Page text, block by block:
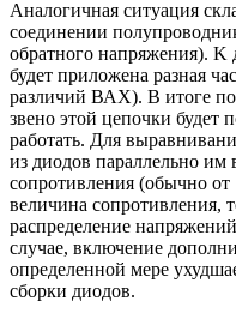
Аналогичная ситуация
соединении
обратного напряжения). K
будет приложена разная
различий ВАХ). B итоге
звено этой цепочки будет
работать. Для
из диодов параллельно им
сопротивления (обычно
величина сопротивления,
распределение
случае, включение
определенной мере
сборки диодов.